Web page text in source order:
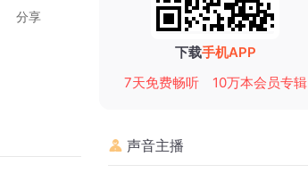
分享
下载手机APP
7天免费畅听
10万本会员专辑
声音主播